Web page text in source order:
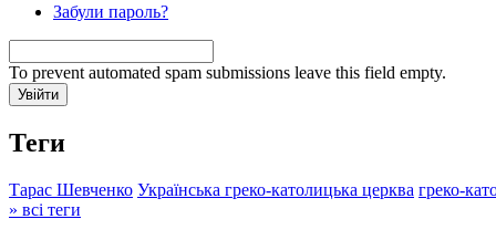
Забули пароль?
To prevent automated spam submissions leave this field empty.
Теги
Тарас Шевченко Українська греко-католицька церква греко-
» всі теги